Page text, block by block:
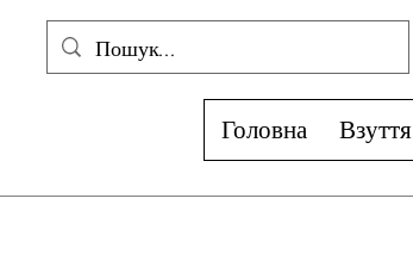
Головна Взуття